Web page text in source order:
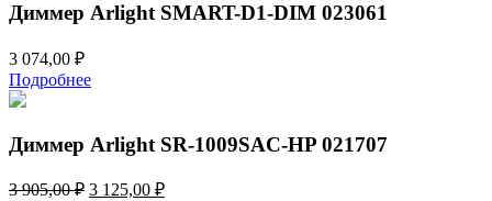
Диммер Arlight SMART-D1-DIM 023061
3 074,00 ₽
Подробнее
Диммер Arlight SR-1009SAC-HP 021707
3 905,00₽ Первоначальная
3 125,00 ₽Текущая